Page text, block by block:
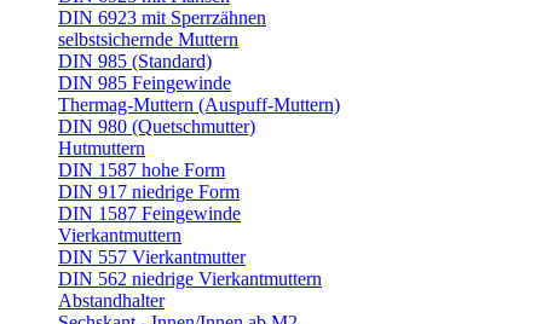
DIN 6923 mit Sperrzähnen
selbstsichernde Muttern
DIN 985 (Standard)
DIN 985 Feingewinde
Thermag-Muttern (Auspuff-Muttern)
DIN 980 (Quetschmutter)
Hutmuttern
DIN 1587 hohe Form
DIN 917 niedrige Form
DIN 1587 Feingewinde
Vierkantmuttern
DIN 557 Vierkantmutter
DIN 562 niedrige Vierkantmuttern
Abstandhalter